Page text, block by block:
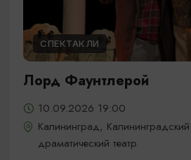
СПЕКТАКЛИ
Лорд Фаунтлерой
10.09.2026 19:00
Калининград,
драматический театр